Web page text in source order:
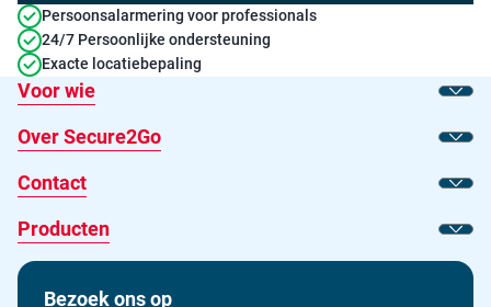
Persoonsalarmering voor professionals
24/7 Persoonlijke ondersteuning
Exacte locatiebepaling
Voor wie
Toon
Over Secure2Go
Toon
Contact
Toon
Producten
Toon
Bezoek ons op